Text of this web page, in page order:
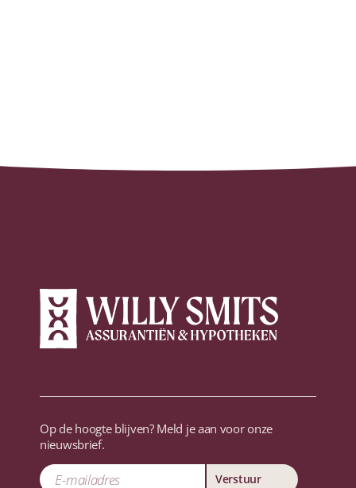
Op de hoogte blijven? Meld je aan voor onze
nieuwsbrief.
Verstuur